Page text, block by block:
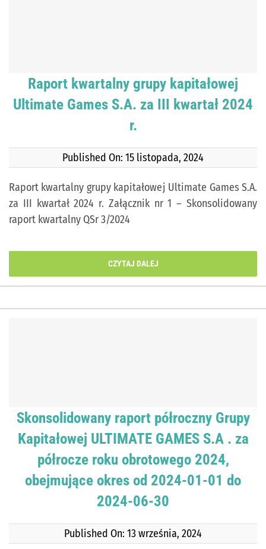
Raport kwartalny grupy kapitałowej
Ultimate Games S.A. za III kwartał 2024
r.
Published On: 15 listopada, 2024
Raport kwartalny grupy kapitałowej Ultimate Games S.A.
za III kwartał 2024 r. Załącznik nr 1 – Skonsolidowany
raport kwartalny QSr 3/2024
CZYTAJ DALEJ
Skonsolidowany raport półroczny Grupy
Kapitałowej ULTIMATE GAMES S.A . za
półrocze roku obrotowego 2024,
obejmujące okres od 2024-01-01 do
2024-06-30
Published On: 13 września, 2024